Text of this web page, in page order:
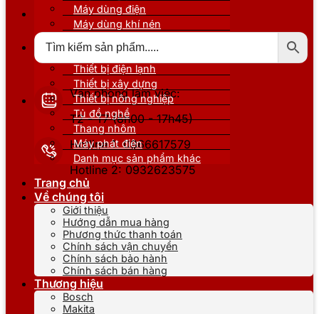
Văn phòng làm việc:
T2 - T7 (8h00 - 17h45)
Hotline 1: 0866617579
Hotline 2: 0932623575
Máy dùng điện
Máy dùng khí nén
Thiết bị nâng đỡ
Thiết bị điện lạnh
Thiết bị xây dựng
Thiết bị nông nghiệp
Tủ đồ nghề
Thang nhôm
Máy phát điện
Danh mục sản phẩm khác
Trang chủ
Về chúng tôi
Giới thiệu
Hướng dẫn mua hàng
Phương thức thanh toán
Chính sách vận chuyển
Chính sách bảo hành
Chính sách bán hàng
Thương hiệu
Bosch
Makita